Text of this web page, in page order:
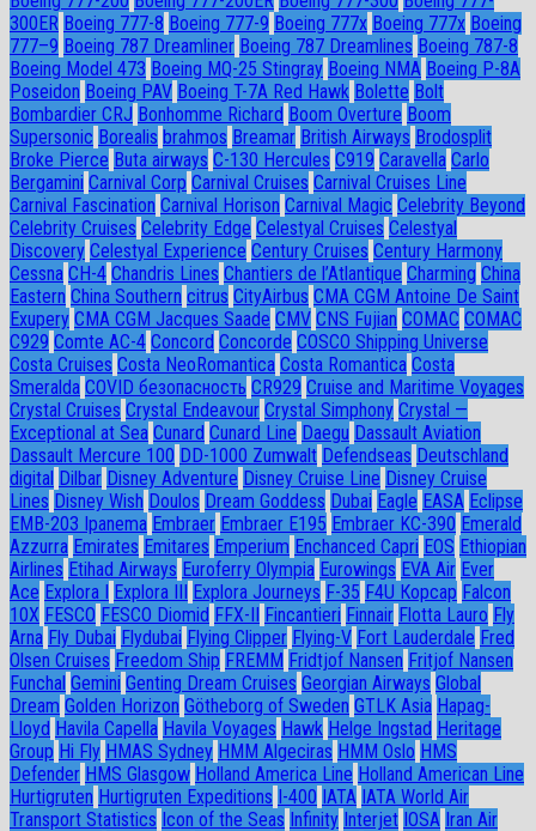
300ER Boeing 777-8 Boeing 777-9 Boeing 777x Boeing 777х Boeing
777–9 Boeing 787 Dreamliner Boeing 787 Dreamlines Boeing 787-8
Boeing Model 473 Boeing MQ-25 Stingray Boeing NMA Boeing P-8A
Poseidon Boeing PAV Boeing T-7A Red Hawk Bolette Bolt
Bombardier CRJ Bonhomme Richard Boom Overture Boom
Supersonic Borealis brahmos Breamar British Airways Brodosplit
Broke Pierce Buta airways C-130 Hercules C919 Caravella Carlo
Bergamini Carnival Corp Carnival Cruises Carnival Cruises Line
Carnival Fascination Carnival Horison Carnival Magic Celebrity Beyond
Celebrity Cruises Celebrity Edge Celestyal Cruises Celestyal
Discovery Celestyal Experience Century Cruises Century Harmony
Cessna CH-4 Chandris Lines Chantiers de l’Atlantique Charming China
Eastern China Southern citrus CityAirbus CMA CGM Antoine De Saint
Exupery CMA CGM Jacques Saade CMV CNS Fujian COMAC COMAC
C929 Comte AC-4 Concord Concorde COSCO Shipping Universe
Costa Cruises Costa NeoRomantica Costa Romantica Costa
Smeralda COVID безопасность CR929 Cruise and Maritime Voyages
Crystal Cruises Crystal Endeavour Crystal Simphony Crystal —
Exceptional at Sea Cunard Cunard Line Daegu Dassault Aviation
Dassault Mercure 100 DD-1000 Zumwalt Defendseas Deutschland
digital Dilbar Disney Adventure Disney Cruise Line Disney Cruise
Lines Disney Wish Doulos Dream Goddess Dubai Eagle EASA Eclipse
EMB-203 Ipanema Embraer Embraer E195 Embraer KC-390 Emerald
Azzurra Emirates Emitares Emperium Enchanced Capri EOS Ethiopian
Airlines Etihad Airways Euroferry Olympia Eurowings EVA Air Ever
Ace Explora I Explora III Explora Journeys F-35 F4U Корсар Falcon
10X FESCO FESCO Diomid FFX-II Fincantieri Finnair Flotta Lauro Fly
Arna Fly Dubai Flydubai Flying Clipper Flying-V Fort Lauderdale Fred
Olsen Cruises Freedom Ship FREMM Fridtjof Nansen Fritjof Nansen
Funchal Gemini Genting Dream Cruises Georgian Airways Global
Dream Golden Horizon Götheborg of Sweden GTLK Asia Hapag-
Lloyd Havila Capella Havila Voyages Hawk Helge Ingstad Heritage
Group Hi Fly HMAS Sydney HMM Algeciras HMM Oslo HMS
Defender HMS Glasgow Holland America Line Holland American Line
Hurtigruten Hurtigruten Expeditions I-400 IATA IATA World Air
Transport Statistics Icon of the Seas Infinity Interjet IOSA Iran Air